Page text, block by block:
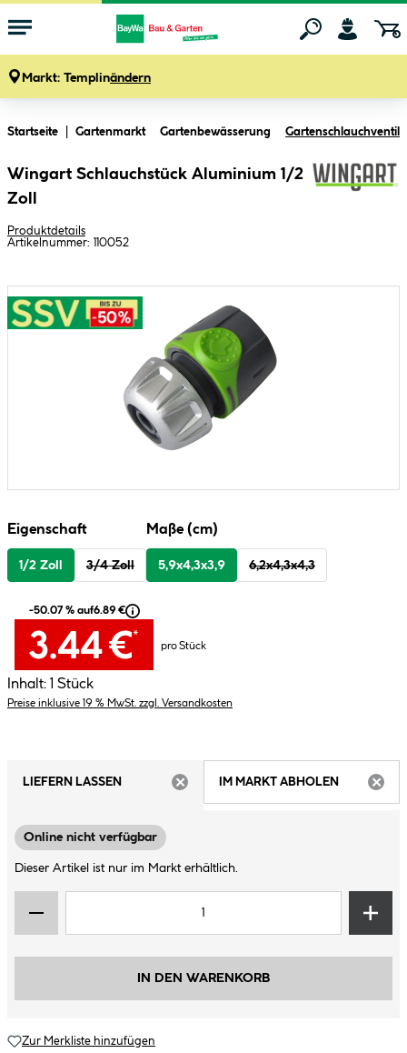
Markt: Templinändern
Startseite Gartenmarkt Gartenbewässerung
Wingart Schlauchstück Aluminium 1/2
Zoll
Produktdetails
Artikelnummer: 110052
Bildergalerie überspringen
Eigenschaft
1/2 Zoll 3/4 Zoll
Maße (cm)
5,9x4,3x3,9 6,2x4,3x4,3
-50.07 % auf6.89 €
3.44 €*
pro Stück
Inhalt: 1 Stück
Preise inklusive 19 % MwSt. zzgl. Versandkosten
LIEFERN LASSEN
IM MARKT ABHOLEN
Online nicht verfügbar
Dieser Artikel ist nur im Markt erhältlich.
IN DEN WARENKORB
Zur Merkliste hinzufügen